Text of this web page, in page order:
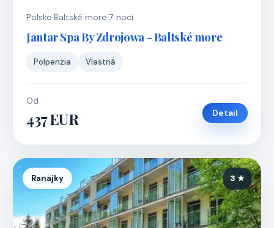
Polsko·Baltské more·7 nocí
Jantar Spa By Zdrojowa - Baltské more
Polpenzia Vlastná
Od
437 EUR Detail
Ranajky 3 ★